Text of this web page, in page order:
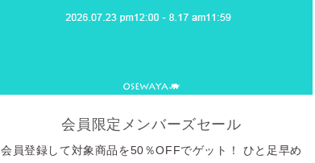
会員限定メンバーズセール
会員登録して対象商品を50％OFFでゲット！ ひと足早め